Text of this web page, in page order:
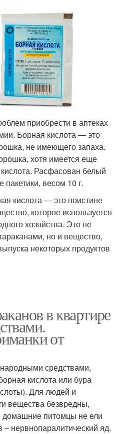
приобрести в аптеках
Борная кислота — это
не имеющего запаха.
хотя имеется еще
Расфасован белый
весом 10 г.
кислота — это поистине
которое используется
хозяйства. Это не
но и вещество,
некоторых продуктов
в квартире
от
средствами,
кислота или бура
Для людей и
вещества безвредны,
домашние питомцы не ели
– нервнопаралитический яд.